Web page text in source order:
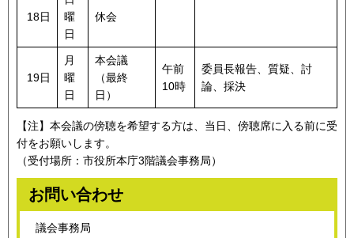
18日
曜
日
休会
19日
月
曜
日
本会議
（最終
日）
午前
10時
委員長報告、質疑、討
論、採決
【注】本会議の傍聴を希望する方は、当日、傍聴席に入る前に受
付をお願いします。
（受付場所：市役所本庁3階議会事務局）
お問い合わせ
議会事務局